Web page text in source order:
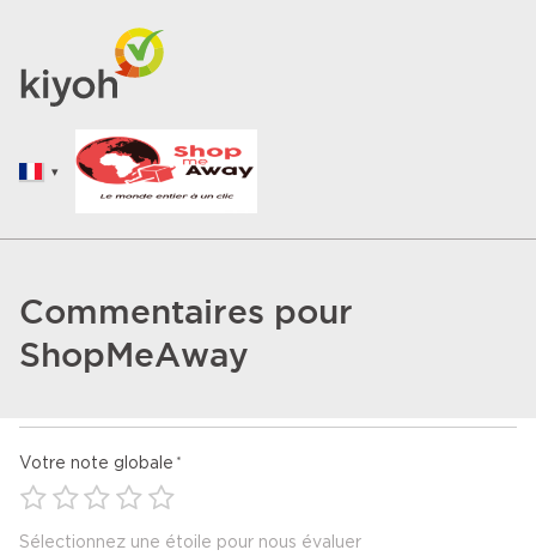
Commentaires pour
ShopMeAway
Votre note globale
Sélectionnez une étoile pour nous évaluer